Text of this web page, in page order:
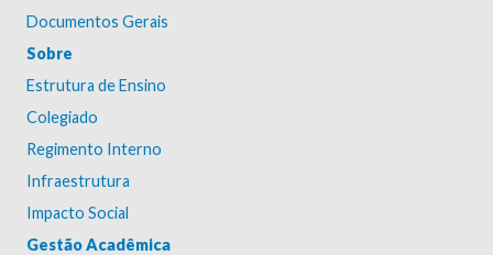
Documentos Gerais
Sobre
Estrutura de Ensino
Colegiado
Regimento Interno
Infraestrutura
Impacto Social
Gestão Acadêmica